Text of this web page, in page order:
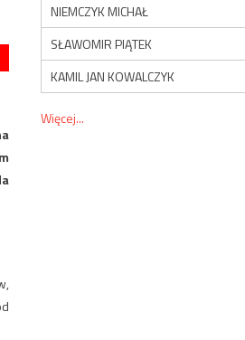
NIEMCZYK MICHAŁ
SŁAWOMIR PIĄTEK
KAMIL JAN KOWALCZYK
Więcej...